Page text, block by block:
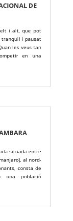
DE
i alt, que pot
tranquil i pausat
les veus tan
en una
situada entre
al nord-
consta de
població